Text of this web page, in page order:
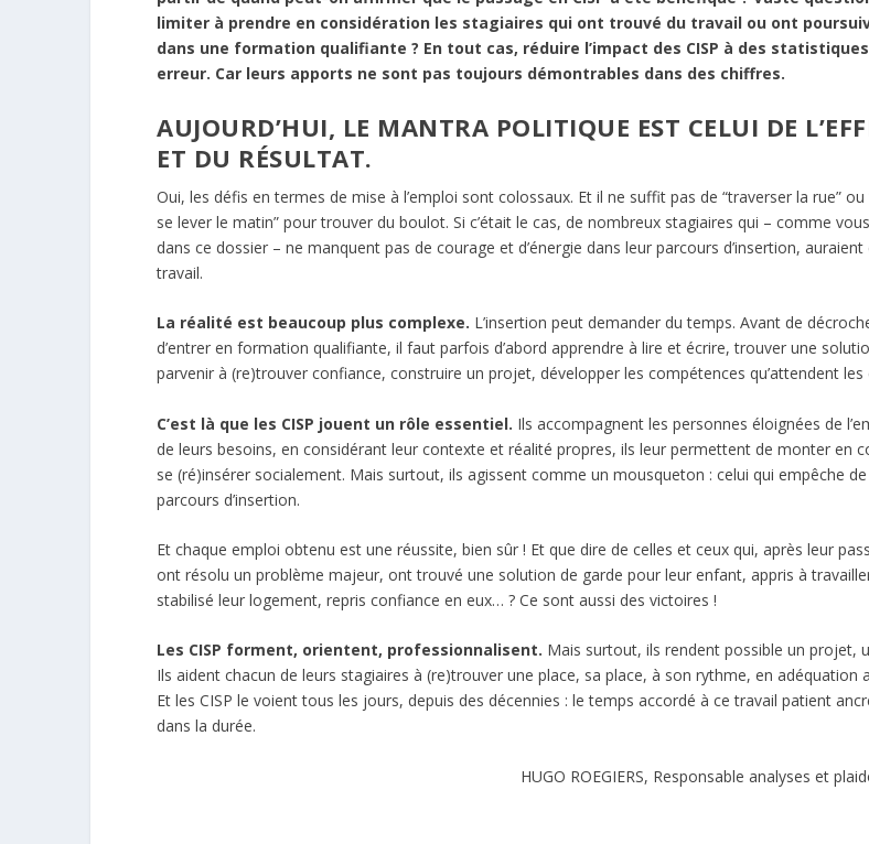
limiter à prendre en considération les stagiaires qui ont trouvé du travail ou ont
dans une formation qualifiante ? En tout cas, réduire l’impact des CISP à des
erreur. Car leurs apports ne sont pas toujours démontrables dans des chiffres.
AUJOURD’HUI, LE MANTRA POLITIQUE EST CELUI DE
ET DU RÉSULTAT.
Oui, les défis en termes de mise à l’emploi sont colossaux. Et il ne suffit pas de “traverser la rue” ou
se lever le matin” pour trouver du boulot. Si c’était le cas, de nombreux stagiaires qui – comme
dans ce dossier – ne manquent pas de courage et d’énergie dans leur parcours d’insertion,
travail.
La réalité est beaucoup plus complexe. L’insertion peut demander du temps. Avant de
d’entrer en formation qualifiante, il faut parfois d’abord apprendre à lire et écrire, trouver une
parvenir à (re)trouver confiance, construire un projet, développer les compétences qu’attendent
C’est là que les CISP jouent un rôle essentiel. Ils accompagnent les personnes éloignées de
de leurs besoins, en considérant leur contexte et réalité propres, ils leur permettent de monter en
se (ré)insérer socialement. Mais surtout, ils agissent comme un mousqueton : celui qui empêche
parcours d’insertion.
Et chaque emploi obtenu est une réussite, bien sûr ! Et que dire de celles et ceux qui, après leur
ont résolu un problème majeur, ont trouvé une solution de garde pour leur enfant, appris à
stabilisé leur logement, repris confiance en eux… ? Ce sont aussi des victoires !
Les CISP forment, orientent, professionnalisent. Mais surtout, ils rendent possible un projet,
Ils aident chacun de leurs stagiaires à (re)trouver une place, sa place, à son rythme, en adéquation
Et les CISP le voient tous les jours, depuis des décennies : le temps accordé à ce travail patient
dans la durée.
HUGO ROEGIERS, Responsable analyses et